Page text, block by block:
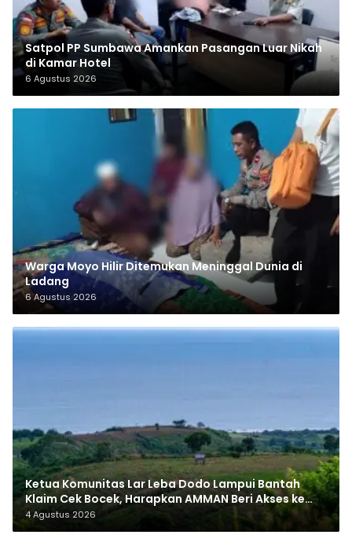
Satpol PP Sumbawa Amankan Pasangan Luar Nikah
di Kamar Hotel
6 Agustus 2026
Warga Moyo Hilir Ditemukan Meninggal Dunia di
Ladang
6 Agustus 2026
Ketua Komunitas Lar Leba Dodo Lampui Bantah
Klaim Cek Bocek, Harapkan AMMAN Beri Akses ke
Makam Leluhur
4 Agustus 2026